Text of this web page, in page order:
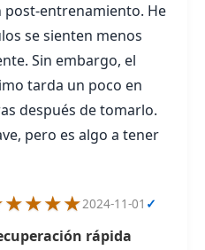
entrenamiento. He
se sienten menos
Sin embargo, el
tarda un poco en
después de tomarlo.
pero es algo a tener
2024-11-01 ✓
rápida